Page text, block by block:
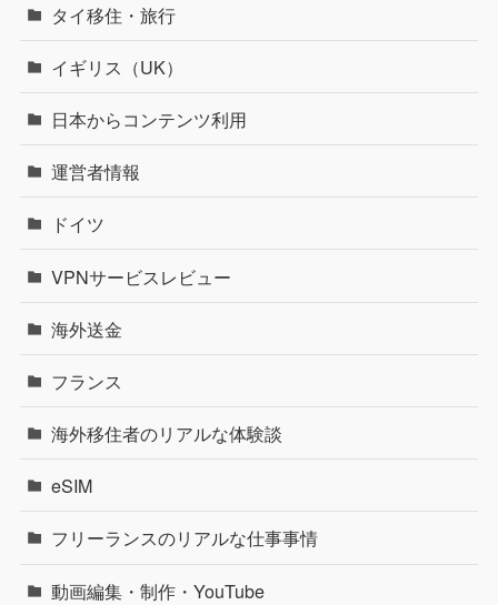
タイ移住・旅行
イギリス（UK）
日本からコンテンツ利用
運営者情報
ドイツ
VPNサービスレビュー
海外送金
フランス
海外移住者のリアルな体験談
eSIM
フリーランスのリアルな仕事事情
動画編集・制作・YouTube